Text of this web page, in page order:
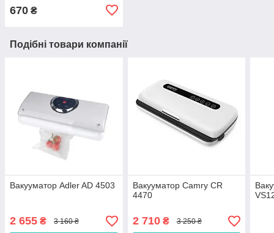
670 ₴
Подібні товари компанії
Вакууматор Adler AD 4503
2 655 ₴ 3 160 ₴
Вакууматор Camry CR
4470
2 710₴ 3 250 ₴